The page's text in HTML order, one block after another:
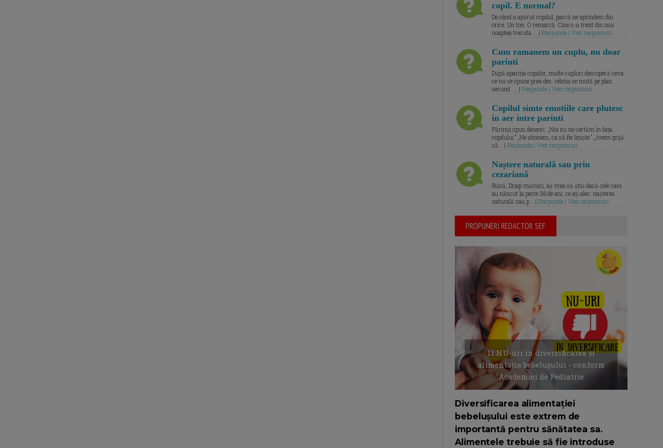
copil. E normal?
De când a apărut copilul, parcă ne aprindem din
orice. Un ton. O remarcă. Cine s-a trezit din nou
noaptea trecuta.... | Raspunde | Vezi raspunsuri
Cum ramanem un cuplu, nu doar
parinti
După apariția copiilor, multe cupluri descoperă ceva
ce nu se spune prea des: relația se mută pe plan
secund. ... | Raspunde | Vezi raspunsuri
Copilul simte emotiile care plutesc
in aer intre parinti
Părinții spun deseori: „Noi nu ne certăm în fața
copilului.” „Ne abținem, ca să fie liniște.” „Avem grijă
să... | Raspunde | Vezi raspunsuri
Naștere naturală sau prin
cezariană
Bună, Dragi mămici, aș vrea să știu dacă cele care
au născut la peste 38 de ani, ce ați ales: nașterea
naturală sau p... | Raspunde | Vezi raspunsuri
PROPUNERI REDACTOR SEF
11 NU-uri in diversificarea și
alimentația bebelușului - conform
Academiei de Pediatrie
Diversificarea alimentației
bebelușului este extrem de
importantă pentru sănătatea sa.
Alimentele trebuie să fie introduse